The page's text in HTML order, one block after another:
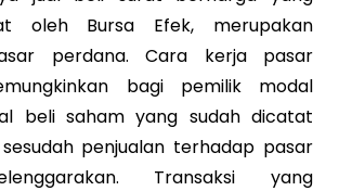
oleh Bursa Efek, merupakan
perdana. Cara kerja pasar
bagi pemilik modal
beli saham yang sudah dicatat
penjualan terhadap pasar
Transaksi yang